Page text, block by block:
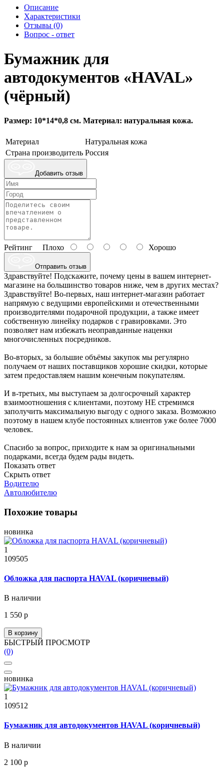
Описание
Характеристики
Отзывы (0)
Вопрос - ответ
Бумажник для
автодокументов «HAVAL»
(чёрный)
Размер: 10*14*0,8 см. Материал: натуральная кожа.
Материал
Натуральная кожа
Страна производитель Россия
Добавить отзыв
Рейтинг Плохо Хорошо
Отправить отзыв
Здравствуйте! Подскажите, почему цены в вашем интернет-
магазине на большинство товаров ниже, чем в других местах?
Здравствуйте! Во-первых, наш интернет-магазин работает
напрямую с ведущими европейскими и отечественными
производителями подарочной продукции, а также имеет
собственную линейку подарков с гравировками. Это
позволяет нам избежать неоправданные наценки
многочисленных посредников.
Во-вторых, за большие объёмы закупок мы регулярно
получаем от наших поставщиков хорошие скидки, которые
затем предоставляем нашим конечным покупателям.
И в-третьих, мы выступаем за долгосрочный характер
взаимоотношения с клиентами, поэтому НЕ стремимся
заполучить максимальную выгоду с одного заказа. Возможно
поэтому в нашем клубе постоянных клиентов уже более 7000
человек.
Спасибо за вопрос, приходите к нам за оригинальными
подарками, всегда будем рады видеть.
Показать ответ
Скрыть ответ
Водителю
Автолюбителю
Похожие товары
новинка
1
109505
Обложка для паспорта HAVAL (коричневый)
В наличии
1 550 р
В корзину
БЫСТРЫЙ ПРОСМОТР
(0)
новинка
1
109512
Бумажник для автодокументов HAVAL (коричневый)
В наличии
2 100 р